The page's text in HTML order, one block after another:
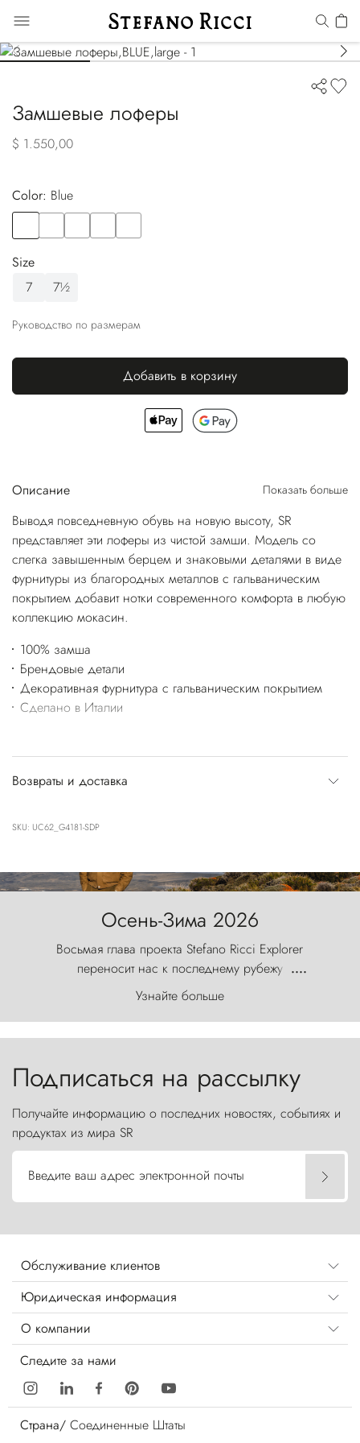
Замшевые лоферы
$ 1.550,00
Color:
blue
Size
7
7½
Руководство по размерам
Добавить в корзину
Описание Показать больше
Выводя повседневную обувь на новую высоту, SR
представляет эти лоферы из чистой замши. Модель со
слегка завышенным берцем и знаковыми деталями в виде
фурнитуры из благородных металлов с гальваническим
покрытием добавит нотки современного комфорта в любую
коллекцию мокасин.
100% замша
Брендовые детали
Декоративная фурнитура с гальваническим покрытием
Сделано в Италии
Возвраты и доставка
SKU: UC62_G4181-SDP
Осень-Зима 2026
Восьмая глава проекта Stefano Ricci Explorer
переносит нас к последнему рубежу
первозданного мира, где ветер с
первобытной яростью ваяет ландшафт, а пики
Торрес-дель-Пайне, словно каменные стражи,
....
Узнайте больше
Подписаться на рассылку
Получайте информацию о последних новостях, событиях и
продуктах из мира SR
Введите ваш адрес электронной почты
Обслуживание клиентов
Юридическая информация
О компании
Следите за нами
Страна/ Соединенные Штаты